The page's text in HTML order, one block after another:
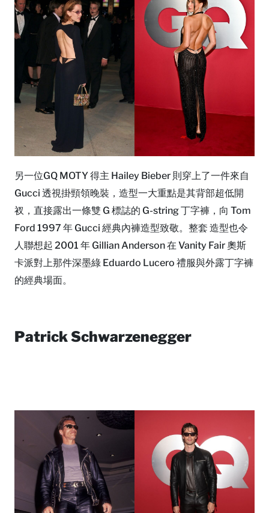
另一位GQ MOTY 得主 Hailey Bieber 則穿上了一件來自
Gucci 透視掛頸領晚裝，造型一大重點是其背部超低開
衩，直接露出一條雙 G 標誌的 G-string 丁字褲，向 Tom
Ford 1997 年 Gucci 經典內褲造型致敬。整套 造型也令
人聯想起 2001 年 Gillian Anderson 在 Vanity Fair 奧斯
卡派對上那件深墨綠 Eduardo Lucero 禮服與外露丁字褲
的經典場面。
Patrick Schwarzenegger